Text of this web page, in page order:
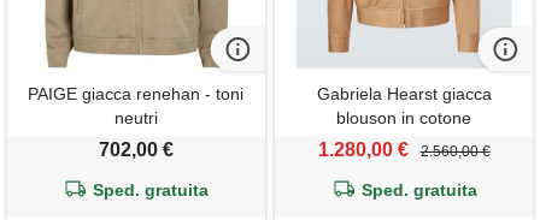
PAIGE giacca renehan - toni
neutri
702,00 €
Sped. gratuita
Gabriela Hearst giacca
blouson in cotone
1.280,00 € 2.560,00 €
Sped. gratuita